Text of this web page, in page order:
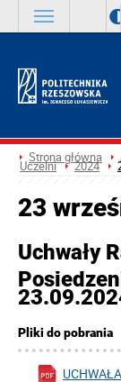
Strona główna
Uczelni 2024
23
Uchwały
Pliki do pobrania